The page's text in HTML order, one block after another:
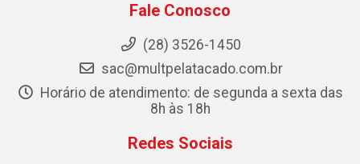
Fale Conosco
(28) 3526-1450
sac@multpelatacado.com.br
Horário de atendimento: de segunda a sexta das
8h às 18h
Redes Sociais